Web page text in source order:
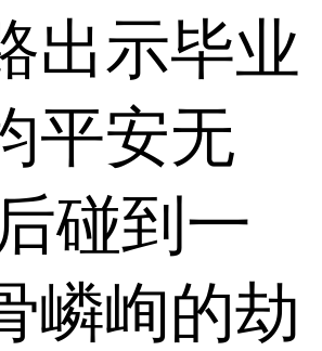
出示毕业
平安无
碰到一
嶙峋的劫